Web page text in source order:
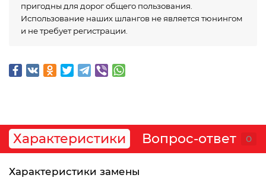
пригодны для дорог общего пользования.
Использование наших шлангов не является тюнингом
и не требует регистрации.
Характеристики Вопрос-ответ 0
Характеристики замены